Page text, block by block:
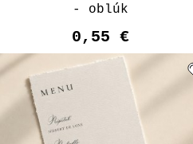
- oblúk
0,55 €